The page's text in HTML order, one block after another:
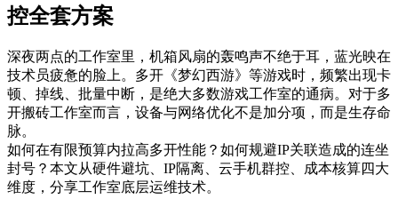
控全套方案
深夜两点的工作室里，机箱风扇的轰鸣声不绝于耳，蓝光映在
技术员疲惫的脸上。多开《梦幻西游》等游戏时，频繁出现卡
顿、掉线、批量中断，是绝大多数游戏工作室的通病。对于多
开搬砖工作室而言，设备与网络优化不是加分项，而是生存命
脉。
如何在有限预算内拉高多开性能？如何规避IP关联造成的连坐
封号？本文从硬件避坑、IP隔离、云手机群控、成本核算四大
维度，分享工作室底层运维技术。